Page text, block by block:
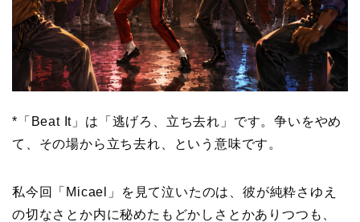
*「Beat It」は「逃げろ、立ち去れ」です。争いをやめ
て、その場から立ち去れ、という意味です。
私今回「Micael」を見て泣いたのは、彼が純粋さゆえ
の切なさとか内に秘めたもどかしさとかありつつも、